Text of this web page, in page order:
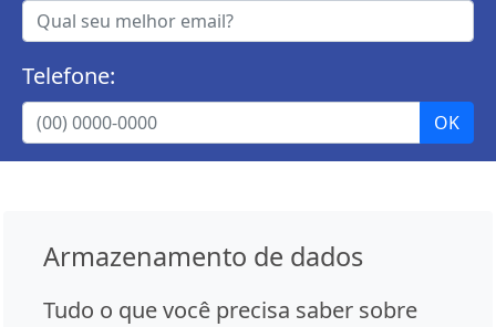
Telefone:
Armazenamento de dados
Tudo o que você precisa saber sobre